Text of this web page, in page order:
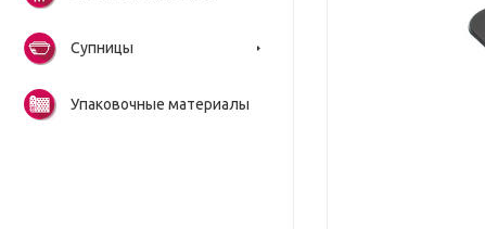
Супницы
Упаковочные материалы